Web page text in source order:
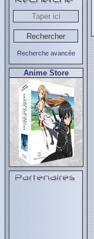
Recherche avancée
Anime Store